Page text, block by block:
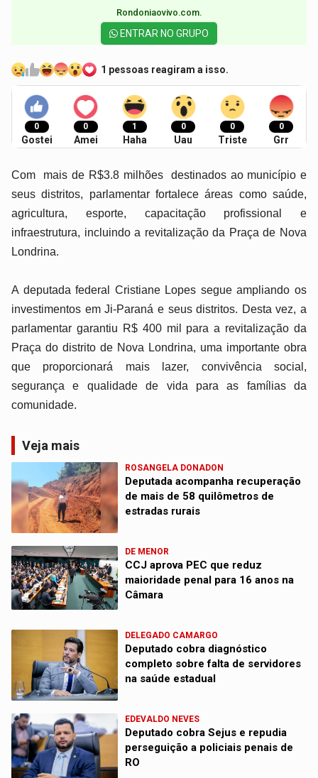
Rondoniaovivo.com.​
ENTRAR NO GRUPO
1 pessoas reagiram a isso.
0
Gostei
0
Amei
1
Haha
0
Uau
0
Triste
0
Grr
Com mais de R$3.8 milhões destinados ao município e
seus distritos, parlamentar fortalece áreas como saúde,
agricultura, esporte, capacitação profissional e
infraestrutura, incluindo a revitalização da Praça de Nova
Londrina.
A deputada federal Cristiane Lopes segue ampliando os
investimentos em Ji-Paraná e seus distritos. Desta vez, a
parlamentar garantiu R$ 400 mil para a revitalização da
Praça do distrito de Nova Londrina, uma importante obra
que proporcionará mais lazer, convivência social,
segurança e qualidade de vida para as famílias da
comunidade.
Veja mais
ROSANGELA DONADON
Deputada acompanha recuperação
de mais de 58 quilômetros de
estradas rurais
DE MENOR
CCJ aprova PEC que reduz
maioridade penal para 16 anos na
Câmara
DELEGADO CAMARGO
Deputado cobra diagnóstico
completo sobre falta de servidores
na saúde estadual
EDEVALDO NEVES
Deputado cobra Sejus e repudia
perseguição a policiais penais de
RO